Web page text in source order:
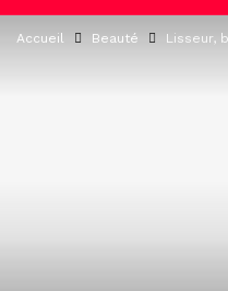
Accueil Beauté Lisseur,